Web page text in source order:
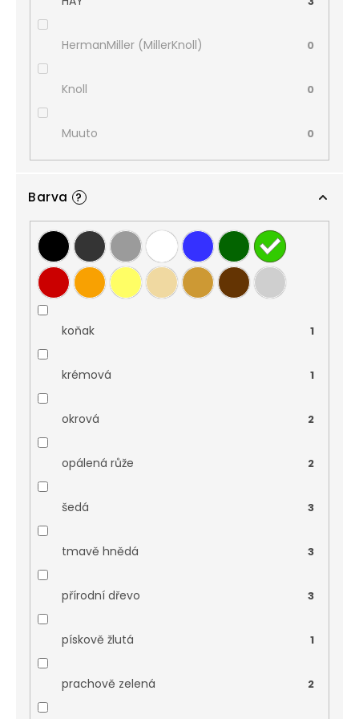
HermanMiller (MillerKnoll) 0
Knoll 0
Muuto 0
Barva ?
koňak 1
krémová 1
okrová 2
opálená růže 2
šedá 3
tmavě hnědá 3
přírodní dřevo 3
pískově žlutá 1
prachově zelená 2